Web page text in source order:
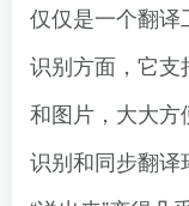
仅仅是一个翻
识别方面，它
和图片，大大
识别和同步翻译